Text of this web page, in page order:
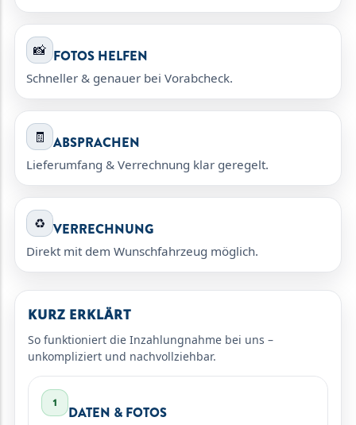
📸 FOTOS HELFEN
Schneller & genauer bei Vorabcheck.
🧾 ABSPRACHEN
Lieferumfang & Verrechnung klar geregelt.
♻️ VERRECHNUNG
Direkt mit dem Wunschfahrzeug möglich.
KURZ ERKLÄRT
So funktioniert die Inzahlungnahme bei uns –
unkompliziert und nachvollziehbar.
1
DATEN & FOTOS